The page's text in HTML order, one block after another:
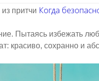
притчи Когда
Пытаясь избежать
красиво, сохранно и